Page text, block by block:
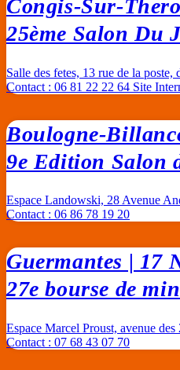
Congis-Sur-
25ème Salon Du
Salle des fetes, 13 rue de la poste,
Contact : 06 81 22 22 64 Site
Boulogne-
9e Edition Salon
Espace Landowski, 28 Avenue
Contact : 06 86 78 19 20
Guermantes | 17
27e bourse de
Espace Marcel Proust, avenue des
Contact : 07 68 43 07 70